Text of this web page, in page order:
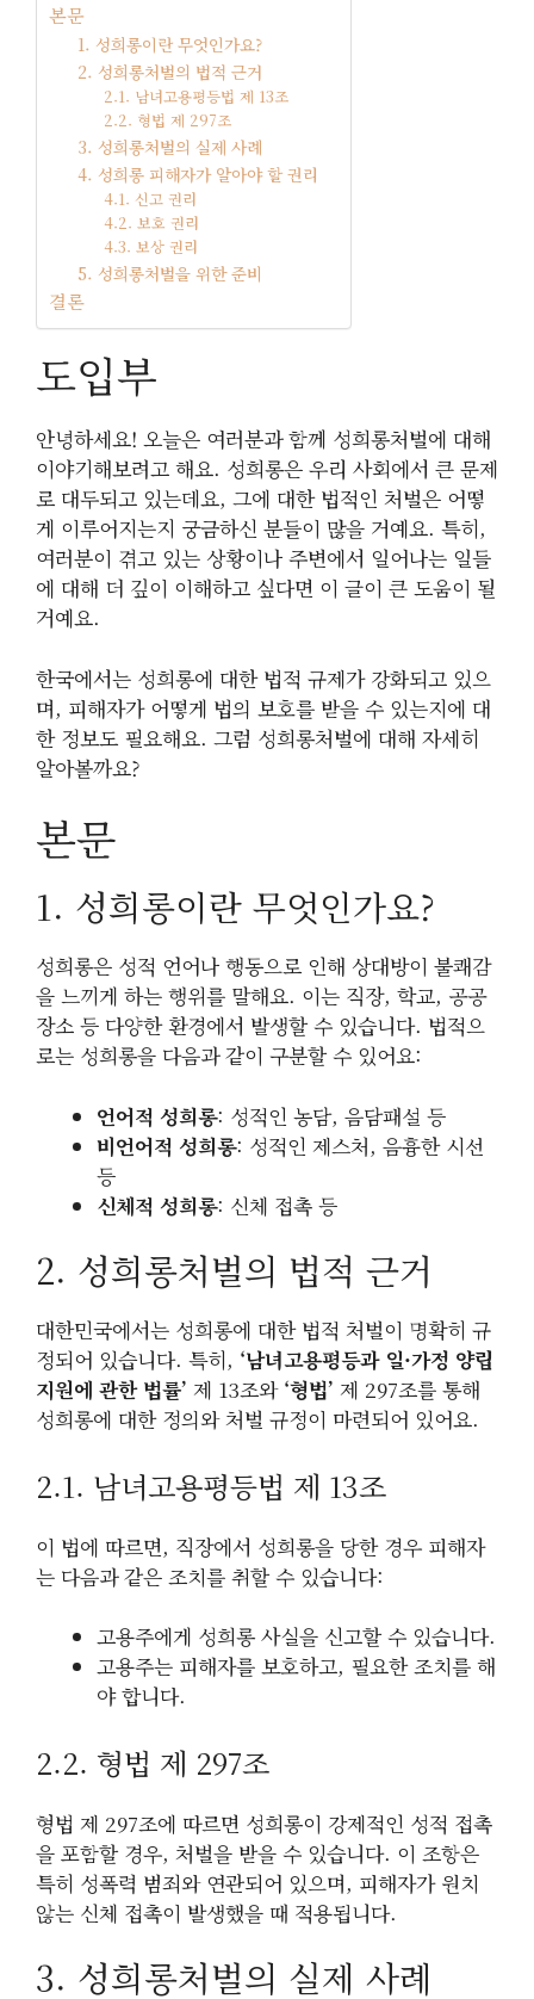
본문
1. 성희롱이란 무엇인가요?
2. 성희롱처벌의 법적 근거
2.1. 남녀고용평등법 제 13조
2.2. 형법 제 297조
3. 성희롱처벌의 실제 사례
4. 성희롱 피해자가 알아야 할 권리
4.1. 신고 권리
4.2. 보호 권리
4.3. 보상 권리
5. 성희롱처벌을 위한 준비
결론
도입부
안녕하세요! 오늘은 여러분과 함께 성희롱처벌에 대해
이야기해보려고 해요. 성희롱은 우리 사회에서 큰 문제
로 대두되고 있는데요, 그에 대한 법적인 처벌은 어떻
게 이루어지는지 궁금하신 분들이 많을 거예요. 특히,
여러분이 겪고 있는 상황이나 주변에서 일어나는 일들
에 대해 더 깊이 이해하고 싶다면 이 글이 큰 도움이 될
거예요.
한국에서는 성희롱에 대한 법적 규제가 강화되고 있으
며, 피해자가 어떻게 법의 보호를 받을 수 있는지에 대
한 정보도 필요해요. 그럼 성희롱처벌에 대해 자세히
알아볼까요?
본문
1. 성희롱이란 무엇인가요?
성희롱은 성적 언어나 행동으로 인해 상대방이 불쾌감
을 느끼게 하는 행위를 말해요. 이는 직장, 학교, 공공
장소 등 다양한 환경에서 발생할 수 있습니다. 법적으
로는 성희롱을 다음과 같이 구분할 수 있어요:
언어적 성희롱: 성적인 농담, 음담패설 등
비언어적 성희롱: 성적인 제스처, 음흉한 시선
등
신체적 성희롱: 신체 접촉 등
2. 성희롱처벌의 법적 근거
대한민국에서는 성희롱에 대한 법적 처벌이 명확히 규
정되어 있습니다. 특히, ‘남녀고용평등과 일·가정 양립
지원에 관한 법률’ 제 13조와 ‘형법’ 제 297조를 통해
성희롱에 대한 정의와 처벌 규정이 마련되어 있어요.
2.1. 남녀고용평등법 제 13조
이 법에 따르면, 직장에서 성희롱을 당한 경우 피해자
는 다음과 같은 조치를 취할 수 있습니다:
고용주에게 성희롱 사실을 신고할 수 있습니다.
고용주는 피해자를 보호하고, 필요한 조치를 해
야 합니다.
2.2. 형법 제 297조
형법 제 297조에 따르면 성희롱이 강제적인 성적 접촉
을 포함할 경우, 처벌을 받을 수 있습니다. 이 조항은
특히 성폭력 범죄와 연관되어 있으며, 피해자가 원치
않는 신체 접촉이 발생했을 때 적용됩니다.
3. 성희롱처벌의 실제 사례